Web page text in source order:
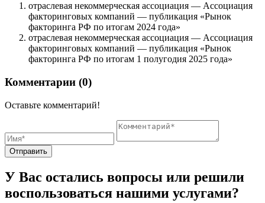
отраслевая некоммерческая ассоциация — Ассоциация
факторинговых компаний — публикация «Рынок
факторинга РФ по итогам 2024 года»
отраслевая некоммерческая ассоциация — Ассоциация
факторинговых компаний — публикация «Рынок
факторинга РФ по итогам 1 полугодия 2025 года»
Комментарии (0)
Оставьте комментарий!
Отправить
У Вас остались вопросы или решили
воспользоваться нашими услугами?